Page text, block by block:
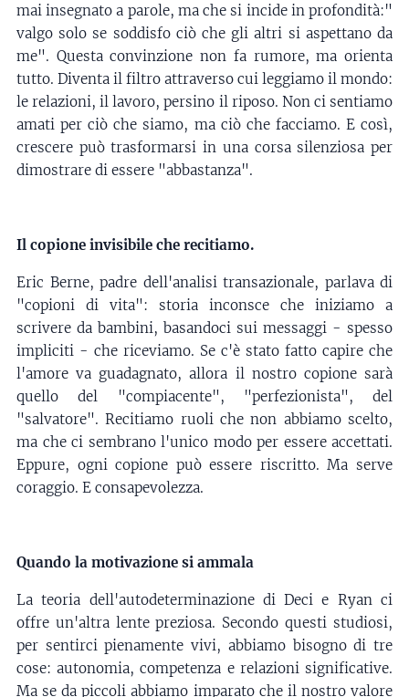
mai insegnato a parole, ma che si incide in profondità:"
valgo solo se soddisfo ciò che gli altri si aspettano da
me". Questa convinzione non fa rumore, ma orienta
tutto. Diventa il filtro attraverso cui leggiamo il mondo:
le relazioni, il lavoro, persino il riposo. Non ci sentiamo
amati per ciò che siamo, ma ciò che facciamo. E così,
crescere può trasformarsi in una corsa silenziosa per
dimostrare di essere "abbastanza".
Il copione invisibile che recitiamo.
Eric Berne, padre dell'analisi transazionale, parlava di
"copioni di vita": storia inconsce che iniziamo a
scrivere da bambini, basandoci sui messaggi - spesso
impliciti - che riceviamo. Se c'è stato fatto capire che
l'amore va guadagnato, allora il nostro copione sarà
quello del "compiacente", "perfezionista", del
"salvatore". Recitiamo ruoli che non abbiamo scelto,
ma che ci sembrano l'unico modo per essere accettati.
Eppure, ogni copione può essere riscritto. Ma serve
coraggio. E consapevolezza.
Quando la motivazione si ammala
La teoria dell'autodeterminazione di Deci e Ryan ci
offre un'altra lente preziosa. Secondo questi studiosi,
per sentirci pienamente vivi, abbiamo bisogno di tre
cose: autonomia, competenza e relazioni significative.
Ma se da piccoli abbiamo imparato che il nostro valore